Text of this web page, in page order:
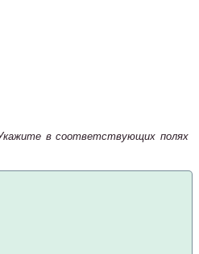
в соответствующих полях